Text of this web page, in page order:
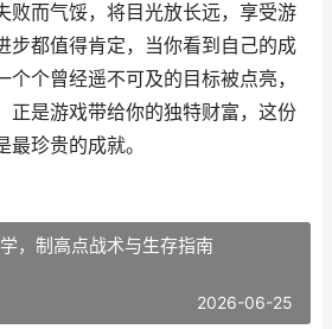
败而气馁，将目光放长远，享受游
步都值得肯定，当你看到自己的成
个曾经遥不可及的目标被点亮，
正是游戏带给你的独特财富，这份
珍贵的成就。
，制高点战术与生存指南
2026-06-25